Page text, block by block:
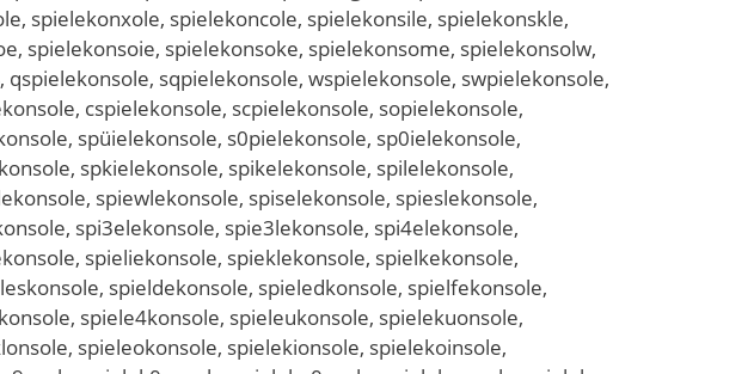
spielekonxole, spielekoncole, spielekonsile, spielekonskle,
spielekonsoie, spielekonsoke, spielekonsome, spielekonsolw,
sqpielekonsole, wspielekonsole, swpielekonsole,
cspielekonsole, scpielekonsole, sopielekonsole,
spüielekonsole, s0pielekonsole, sp0ielekonsole,
spkielekonsole, spikelekonsole, spilelekonsole,
spiewlekonsole, spiselekonsole, spieslekonsole,
spi3elekonsole, spie3lekonsole, spi4elekonsole,
spieliekonsole, spieklekonsole, spielkekonsole,
spieldekonsole, spieledkonsole, spielfekonsole,
spiele4konsole, spieleukonsole, spielekuonsole,
spieleokonsole, spielekionsole, spielekoinsole,